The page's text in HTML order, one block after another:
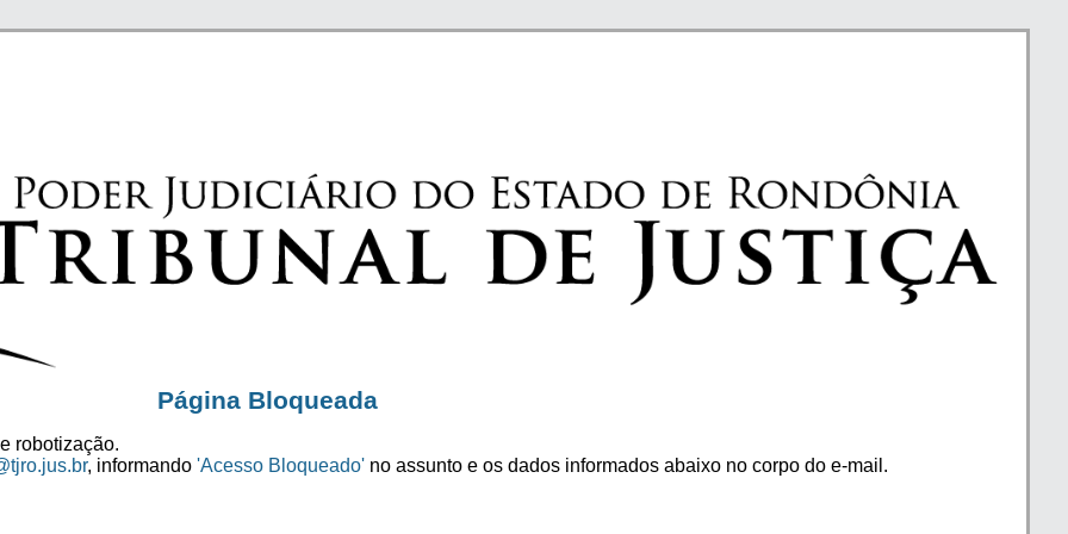
Página Bloqueada
robotização.
, informando 'Acesso Bloqueado' no assunto e os dados informados abaixo no corpo do e-mail.